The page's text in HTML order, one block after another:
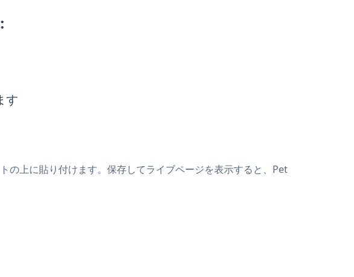
す
上に貼り付けます。保存してライブページを表示すると、Pet